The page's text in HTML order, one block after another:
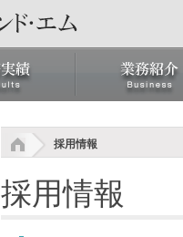
採用情報
採用情報